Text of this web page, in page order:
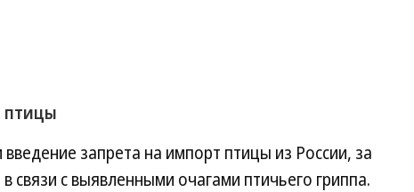
птицы
запрета на импорт птицы из России, за
связи с выявленными очагами птичьего гриппа.